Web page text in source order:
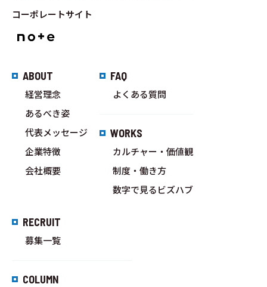
コーポレートサイト
ABOUT
経営理念
あるべき姿
代表メッセージ
企業特徴
会社概要
FAQ
よくある質問
WORKS
カルチャー・価値観
制度・働き方
数字で見るビズハブ
RECRUIT
募集一覧
COLUMN